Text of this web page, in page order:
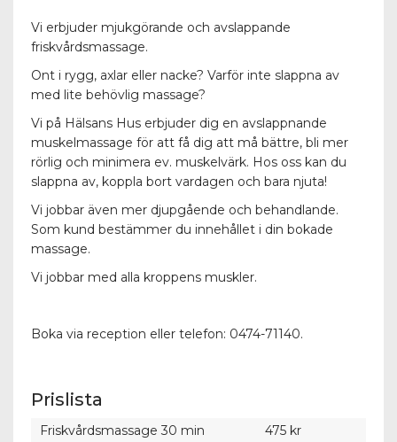
Vi erbjuder mjukgörande och avslappande
friskvårdsmassage.
Ont i rygg, axlar eller nacke? Varför inte slappna av
med lite behövlig massage?
Vi på Hälsans Hus erbjuder dig en avslappnande
muskelmassage för att få dig att må bättre, bli mer
rörlig och minimera ev. muskelvärk. Hos oss kan du
slappna av, koppla bort vardagen och bara njuta!
Vi jobbar även mer djupgående och behandlande.
Som kund bestämmer du innehållet i din bokade
massage.
Vi jobbar med alla kroppens muskler.
Boka via reception eller telefon: 0474-71140.
Prislista
Friskvårdsmassage 30 min
475 kr